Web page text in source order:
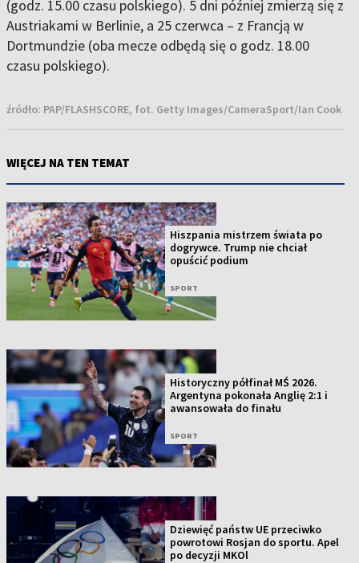
(godz. 15.00 czasu polskiego). 5 dni później zmierzą się z
Austriakami w Berlinie, a 25 czerwca – z Francją w
Dortmundzie (oba mecze odbędą się o godz. 18.00
czasu polskiego).
źródło: PAP/FLASHSCORE, fot. Getty Images/CameraSport/Ian Cook
WIĘCEJ NA TEN TEMAT
Hiszpania mistrzem świata po
dogrywce. Trump nie chciał
opuścić podium
SPORT
Historyczny półfinał MŚ 2026.
Argentyna pokonała Anglię 2:1 i
awansowała do finału
SPORT
Dziewięć państw UE przeciwko
powrotowi Rosjan do sportu. Apel
po decyzji MKOl